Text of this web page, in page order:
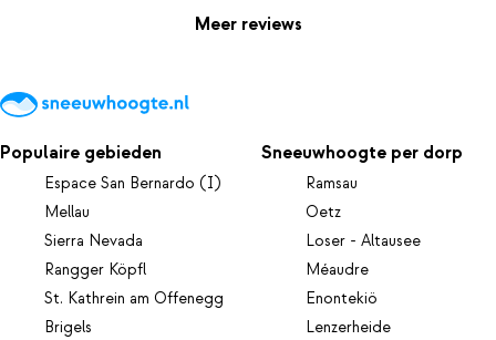
Meer reviews
Populaire gebieden
Espace San Bernardo (I)
Mellau
Sierra Nevada
Rangger Köpfl
St. Kathrein am Offenegg
Brigels
Sneeuwhoogte per dorp
Ramsau
Oetz
Loser - Altausee
Méaudre
Enontekiö
Lenzerheide